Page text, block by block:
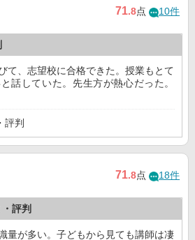
71.8点 10件
て、志望校に合格できた。授業もとて
話していた。先生方が熱心だった。
評判
71.8点 18件
評判
量が多い。子どもから見ても講師は凄